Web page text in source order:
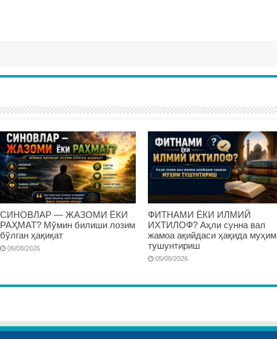
СИНОВЛАР — ЖАЗОМИ ЁКИ
РАҲМАТ? Мўмин билиши лозим
бўлган ҳақиқат
06/08/2026
ФИТНАМИ ЁКИ ИЛМИЙ
ИХТИЛОФ? Аҳли сунна вал
жамоа ақийдаси ҳақида муҳим
тушунтириш
05/08/2026